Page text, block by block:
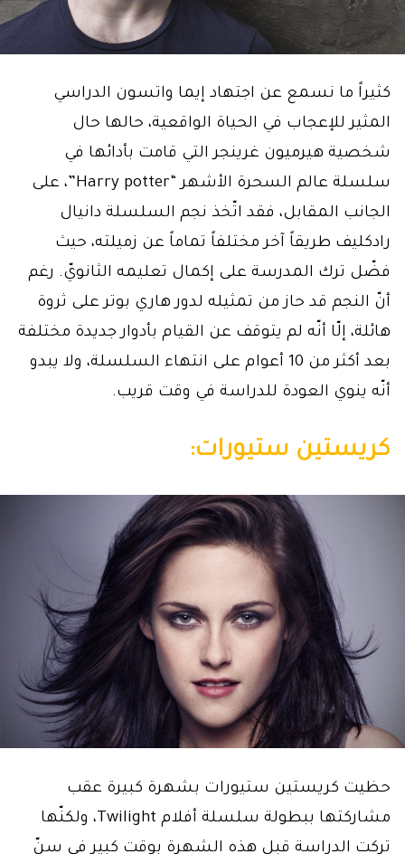
كثيراً ما نسمع عن اجتهاد إيما واتسون الدراسي
المثير للإعجاب في الحياة الواقعية، حالها حال
شخصية هيرميون غرينجر التي قامت بأدائها في
سلسلة عالم السحرة الأشهر “Harry potter”، على
الجانب المقابل، فقد اتّخذ نجم السلسلة دانيال
رادكليف طريقاً آخر مختلفاً تماماً عن زميلته، حيث
فضّل ترك المدرسة على إكمال تعليمه الثانويّ. رغم
أنّ النجم قد حاز من تمثيله لدور هاري بوتر على ثروة
هائلة، إلّا أنّه لم يتوقف عن القيام بأدوار جديدة مختلفة
بعد أكثر من 10 أعوام على انتهاء السلسلة، ولا يبدو
أنّه ينوي العودة للدراسة في وقت قريب.
كريستين ستيورات:
حظيت كريستين ستيورات بشهرة كبيرة عقب
مشاركتها ببطولة سلسلة أفلام Twilight، ولكنّها
تركت الدراسة قبل هذه الشهرة بوقت كبير في سنّ